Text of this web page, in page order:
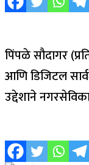
पिंपळे सौदागर
आणि डिजिटल
उद्देशाने